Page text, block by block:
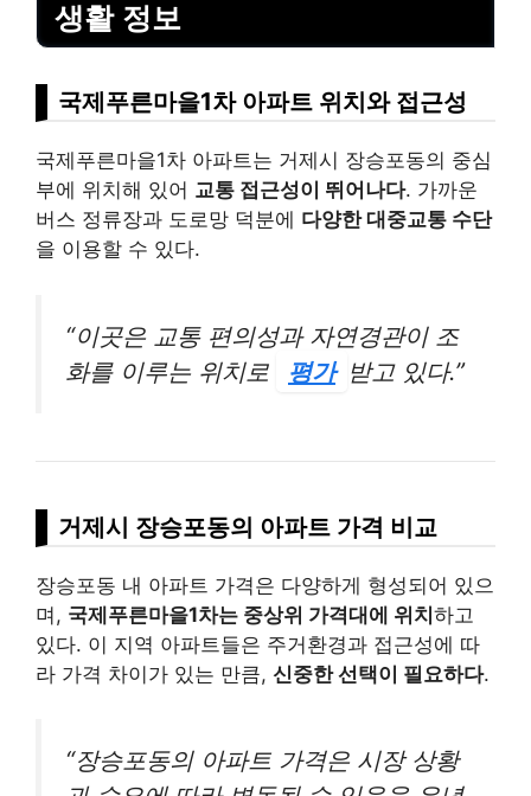
생활 정보
국제푸른마을1차 아파트 위치와 접근성
국제푸른마을1차 아파트는 거제시 장승포동의 중심
부에 위치해 있어 교통 접근성이 뛰어나다. 가까운
버스 정류장과 도로망 덕분에 다양한 대중교통 수단
을 이용할 수 있다.
“이곳은 교통 편의성과 자연경관이 조
화를 이루는 위치로
평가 받고 있다.”
거제시 장승포동의 아파트 가격 비교
장승포동 내 아파트 가격은 다양하게 형성되어 있으
며, 국제푸른마을1차는 중상위 가격대에 위치하고
있다. 이 지역 아파트들은 주거환경과 접근성에 따
라 가격 차이가 있는 만큼, 신중한 선택이 필요하다.
“장승포동의 아파트 가격은 시장 상황